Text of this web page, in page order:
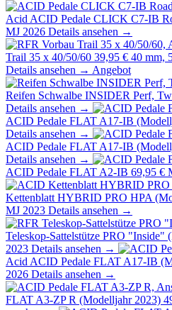
Acid ACID Pedale CLICK C7-IB
MJ 2026 Details ansehen →
Trail 35 x 40/50/60 39,95 € 40 mm,
Details ansehen → Angebot
Reifen Schwalbe INSIDER Perf,
Details ansehen →
ACID Pedale FLAT A17-IB
Details ansehen →
ACID Pedale FLAT A17-IB
Details ansehen →
ACID Pedale FLAT A2-IB 69,95 €
Kettenblatt HYBRID PRO HPA
MJ 2023 Details ansehen →
Teleskop-Sattelstütze PRO "Inside"
2023 Details ansehen →
Acid ACID Pedale FLAT A17-IB
2026 Details ansehen →
FLAT A3-ZP R (Modelljahr 2023)